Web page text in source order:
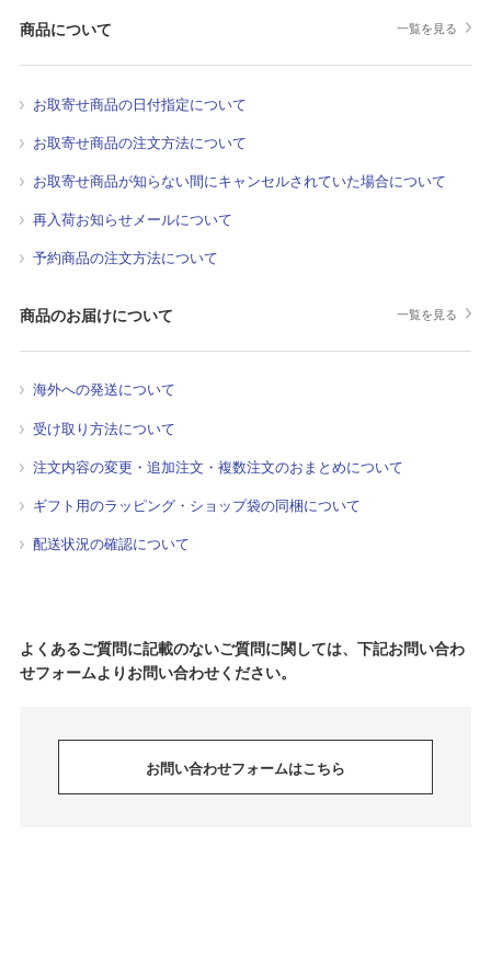
商品について 一覧を見る
お取寄せ商品の日付指定について
お取寄せ商品の注文方法について
お取寄せ商品が知らない間にキャンセルされていた場合について
再入荷お知らせメールについて
予約商品の注文方法について
商品のお届けについて 一覧を見る
海外への発送について
受け取り方法について
注文内容の変更・追加注文・複数注文のおまとめについて
ギフト用のラッピング・ショップ袋の同梱について
配送状況の確認について
よくあるご質問に記載のないご質問に関しては、下記お問い合わ
せフォームよりお問い合わせください。
お問い合わせフォームはこちら